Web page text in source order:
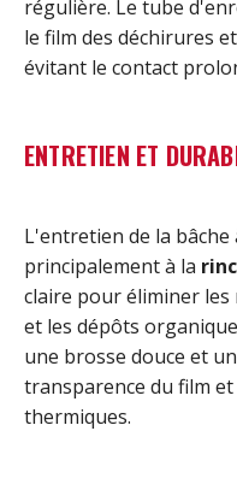
régulière. Le tube
le film des déchirures
évitant le contact
ENTRETIEN ET
L'entretien de la bâche
principalement à la
claire pour éliminer les
et les dépôts
une brosse douce et
transparence du film
thermiques.